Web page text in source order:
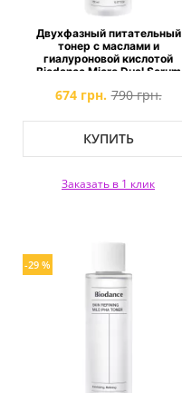
Двухфазный питательный
тонер с маслами и
гиалуроновой кислотой
Biodance Micro Dual Serum
674 грн. 790 грн.
КУПИТЬ
Заказать в 1 клик
-29 %